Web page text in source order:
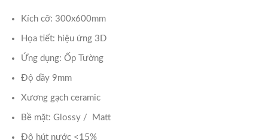
Kích cỡ: 300x600mm
Họa tiết: hiệu ứng 3D
Ứng dụng: Ốp Tường
Độ dầy 9mm
Xương gạch ceramic
Bề mặt: Glossy / Matt
Độ hút nước <15%